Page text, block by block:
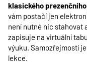
klasického
vám postačí jen
není nutné nic stahovat
zapisuje na virtuální
výuku. Samozřejmostí
lekce.